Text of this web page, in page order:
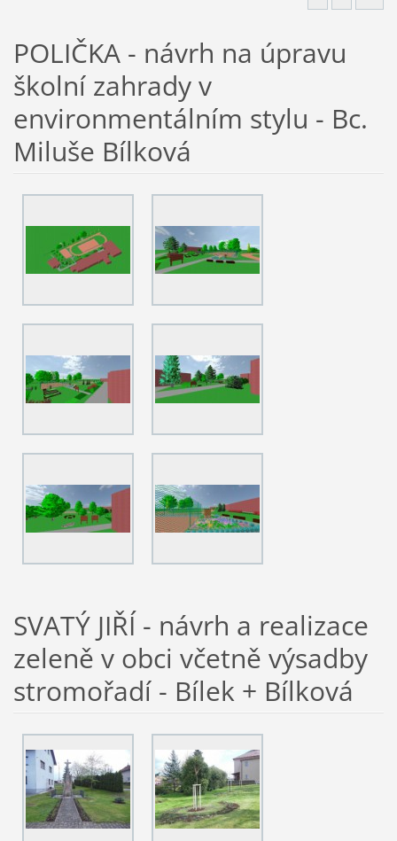
POLIČKA - návrh na úpravu
školní zahrady v
environmentálním stylu - Bc.
Miluše Bílková
SVATÝ JIŘÍ - návrh a realizace
zeleně v obci včetně výsadby
stromořadí - Bílek + Bílková